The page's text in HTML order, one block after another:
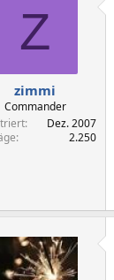
Z
zimmi
Commander
Dez. 2007
2.250